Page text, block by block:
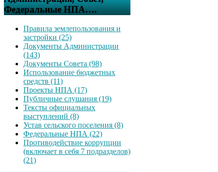
Федеральные НПА….
Правила землепользования и
застройки (25)
Документы Администрации
(143)
Документы Совета (98)
Использование бюджетных
средств (11)
Проекты НПА (17)
Публичные слушания (19)
Тексты официальных
выступлений (8)
Устав сельского поселения (8)
Федеральные НПА (22)
Противодействие коррупции
(включает в себя 7 подразделов)
(21)